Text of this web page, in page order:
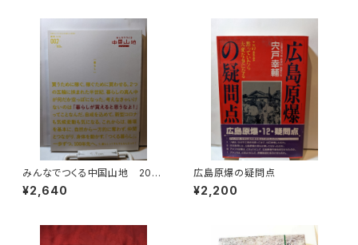
みんなでつくる中国山地 2021
№2 暮らし
¥2,640
広島原爆の疑問点
¥2,200